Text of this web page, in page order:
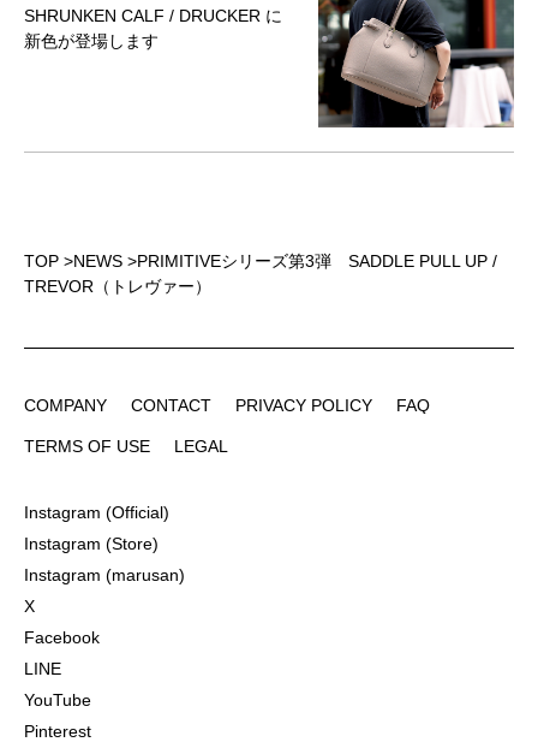
SHRUNKEN CALF / DRUCKER に
新色が登場します
TOP >NEWS >PRIMITIVEシリーズ第3弾 SADDLE PULL UP /
TREVOR（トレヴァー）
COMPANY
CONTACT
PRIVACY POLICY
FAQ
TERMS OF USE
LEGAL
Instagram (Official)
Instagram (Store)
Instagram (marusan)
X
Facebook
LINE
YouTube
Pinterest